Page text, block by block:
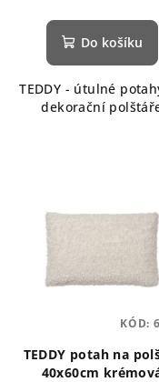
Do košíku
TEDDY - útulné
dekorační
TEDDY potah na
40x60cm
KÓD: